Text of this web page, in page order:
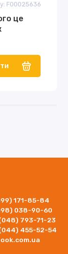
F00025636
це
171-85-84
038-90-60
793-71-23
(044) 455-52-54